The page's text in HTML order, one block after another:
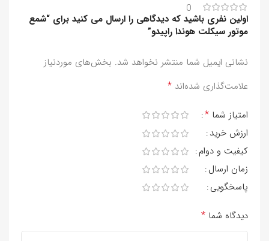
0
اولین نفری باشید که دیدگاهی را ارسال می کنید برای “شمع
موتور سیکلت هوندا راپیدو”
نشانی ایمیل شما منتشر نخواهد شد. بخش‌های موردنیاز
علامت‌گذاری شده‌اند *
امتیاز شما *
ارزش خرید
کیفیت و دوام
زمان ارسال
پاسخگویی
دیدگاه شما *